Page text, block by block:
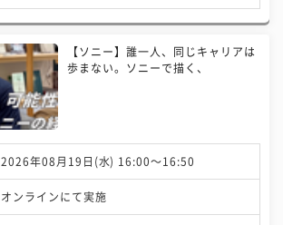
【ソニー】誰一人、同じキャリアは
歩まない。ソニーで描く、
2026年08月19日(水) 16:00〜16:50
オンラインにて実施